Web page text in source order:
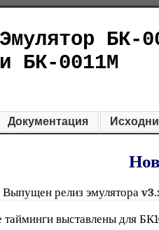
Эмулятор БК-
и БК-0011М
Документация
релиз эмулятора
тайминги выставлены для